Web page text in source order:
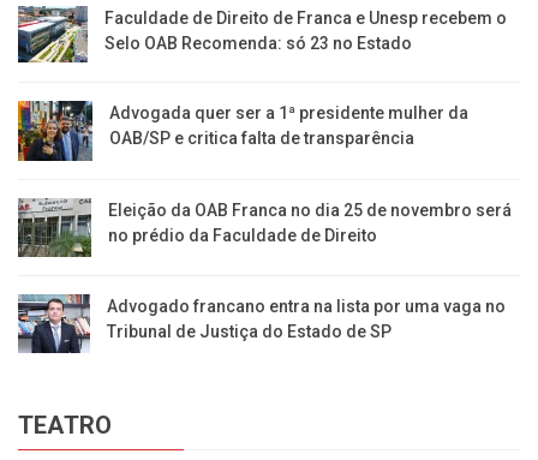
Faculdade de Direito de Franca e Unesp recebem o
Selo OAB Recomenda: só 23 no Estado
Advogada quer ser a 1ª presidente mulher da
OAB/SP e critica falta de transparência
Eleição da OAB Franca no dia 25 de novembro será
no prédio da Faculdade de Direito
Advogado francano entra na lista por uma vaga no
Tribunal de Justiça do Estado de SP
TEATRO